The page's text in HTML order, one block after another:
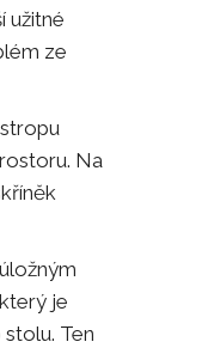
užitné
ze
Na
je
Ten